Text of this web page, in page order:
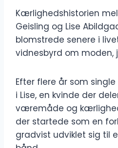
Kærlighedshistorien
Geisling og Lise
blomstrede senere i
vidnesbyrd om
Efter flere år som
i Lise, en kvinde der
væremåde og
der startede som en
gradvist udviklet sig til